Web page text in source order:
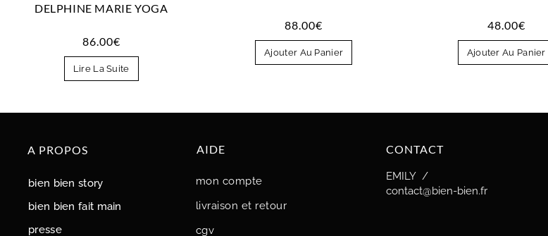
DELPHINE MARIE YOGA
86.00€
Lire La Suite
88.00€
Ajouter Au Panier
48.00€
Ajouter Au Panier
A PROPOS
bien bien story
bien bien fait main
presse
AIDE
mon compte
livraison et retour
cgv
CONTACT
EMILY /
contact@bien-bien.fr